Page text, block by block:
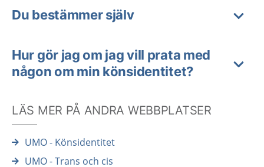
Du bestämmer själv
Hur gör jag om jag vill prata med
någon om min könsidentitet?
LÄS MER PÅ ANDRA WEBBPLATSER
UMO - Könsidentitet
UMO - Trans och cis